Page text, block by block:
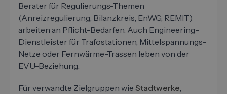
Berater für Regulierungs-Themen
(Anreizregulierung, Bilanzkreis, EnWG, REMIT)
arbeiten an Pflicht-Bedarfen. Auch Engineering-
Dienstleister für Trafostationen, Mittelspannungs-
Netze oder Fernwärme-Trassen leben von der
EVU-Beziehung.
Für verwandte Zielgruppen wie Stadtwerke,